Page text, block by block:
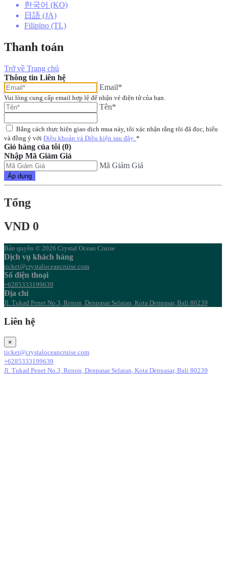
한국어 (KO)
日語 (JA)
Filipino (TL)
Thanh toán
Trở về Trang chủ
Thông tin Liên hệ
Email*
Vui lòng cung cấp email hợp lệ để nhận vé điện tử của bạn.
Tên*
Bằng cách thực hiện giao dịch mua này, tôi xác nhận rằng tôi đã đọc, hiểu
và đồng ý với Điều khoản và Điều kiện sau đây. *
Giỏ hàng của tôi (0)
Nhập Mã Giảm Giá
Mã Giảm Giá
Áp dụng
Tổng
VND 0
Bản quyền © 2026 Crystal Ocean Cruise
Dịch vụ khách hàng
ticket@crystaloceancruise.com
Số điện thoại
+6285333199639
Địa chỉ
Jl. Tukad Penet No.3, Renon, Denpasar Selatan, Kota Denpasar, Bali 80239
Liên hệ
×
ticket@crystaloceancruise.com
+6285333199639
Jl. Tukad Penet No.3, Renon, Denpasar Selatan, Kota Denpasar, Bali 80239